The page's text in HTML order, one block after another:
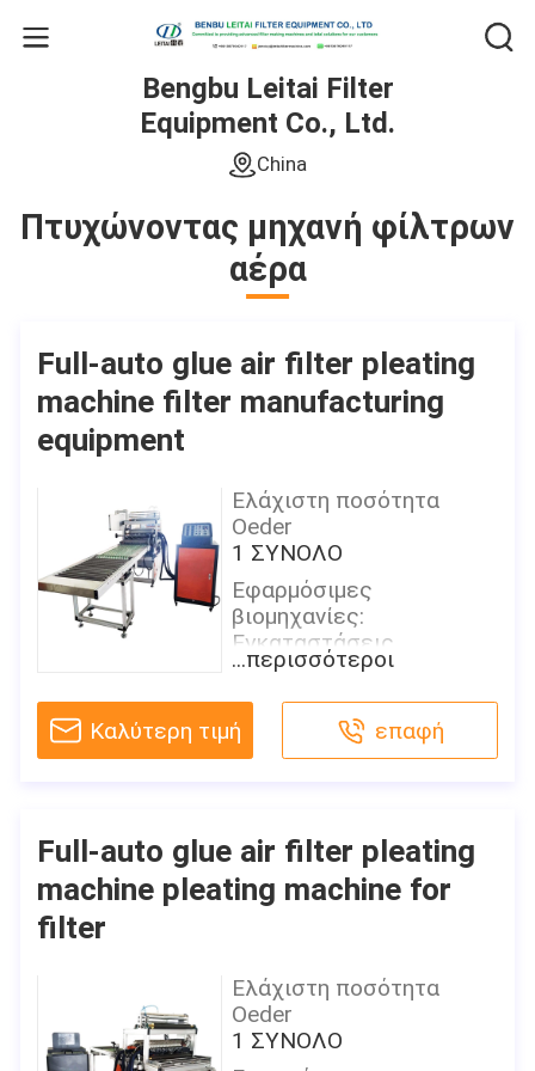
Bengbu Leitai Filter
Equipment Co., Ltd.
China
Πτυχώνοντας μηχανή φίλτρων
αέρα
Full-auto glue air filter pleating
machine filter manufacturing
equipment
Ελάχιστη ποσότητα
Oeder
1 ΣΥΝΟΛΟ
Εφαρμόσιμες
βιομηχανίες:
Εγκαταστάσεις
κατασκευής,
καταστήματα επισκευής
μηχανημάτων, τρόφιμα &
Εργοστάσιο ποτών,
εκθέσεως:
Κανένας
Όρος:
πλήρως αυτόματος,
έγγραφο που διπλώνει
τη μηχανή
...περισσότεροι
Καλύτερη τιμή επαφή
Full-auto glue air filter pleating
machine pleating machine for
filter
Ελάχιστη ποσότητα
Oeder
1 ΣΥΝΟΛΟ